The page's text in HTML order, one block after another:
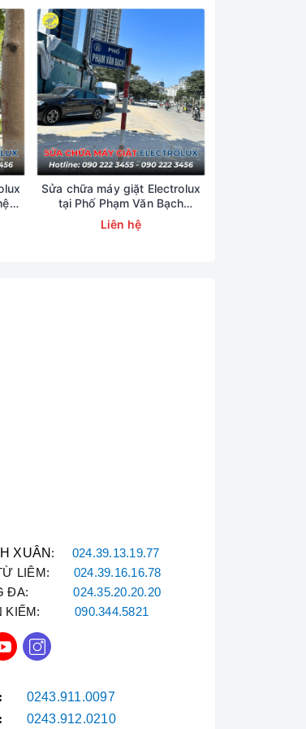
mini,
Sửa chữa máy giặt Electrolux
tại Phố Phạm Văn Bạch
0902223456
Liên hệ
XUÂN : 024.39.13.19.77
LIÊM: 024.39.16.16.78
ĐA:024.35.20.20.20
KIẾM:090.344.5821
0243.911.0097
0243.912.0210